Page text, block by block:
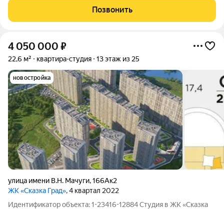
и практичность. Квартира расположена на 19-м этаже 24-
этажного дома, что обеспечивает
Позвонить
4 050 000 ₽
22,6 м² квартира-студия 13 этаж из 25
новостройка
улица имени В.Н. Мачуги,166Ак2
ЖК «Сказка Град», 4 квартал 2022
Идентификатор объекта: 1-23416-12884 Студия в ЖК «Сказка